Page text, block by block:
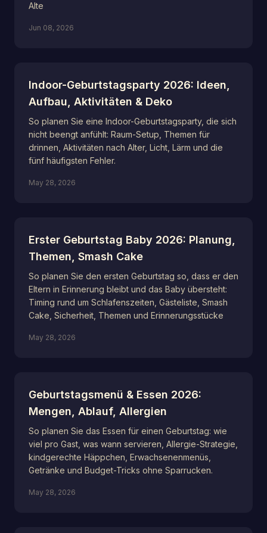
Alte
Jun 08, 2026
Indoor-Geburtstagsparty 2026: Ideen,
Aufbau, Aktivitäten & Deko
So planen Sie eine Indoor-Geburtstagsparty, die sich
nicht beengt anfühlt: Raum-Setup, Themen für
drinnen, Aktivitäten nach Alter, Licht, Lärm und die
fünf häufigsten Fehler.
May 28, 2026
Erster Geburtstag Baby 2026: Planung,
Themen, Smash Cake
So planen Sie den ersten Geburtstag so, dass er den
Eltern in Erinnerung bleibt und das Baby übersteht:
Timing rund um Schlafenszeiten, Gästeliste, Smash
Cake, Sicherheit, Themen und Erinnerungsstücke
May 28, 2026
Geburtstagsmenü & Essen 2026:
Mengen, Ablauf, Allergien
So planen Sie das Essen für einen Geburtstag: wie
viel pro Gast, was wann servieren, Allergie-Strategie,
kindgerechte Häppchen, Erwachsenenmenüs,
Getränke und Budget-Tricks ohne Sparrucken.
May 28, 2026